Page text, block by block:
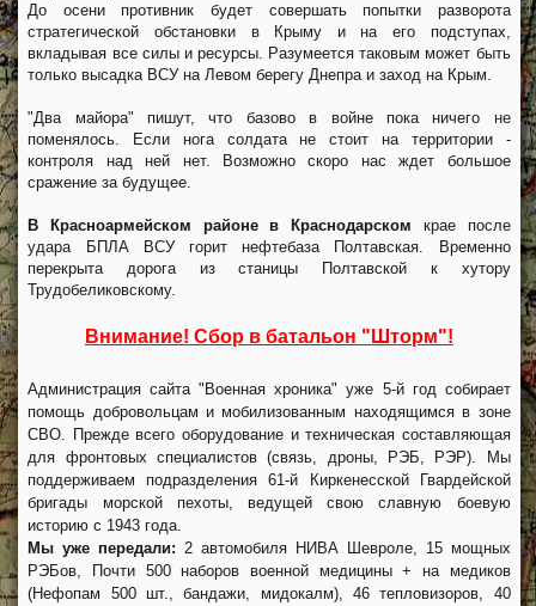
До осени противник будет совершать попытки разворота
стратегической обстановки в Крыму и на его подступах,
вкладывая все силы и ресурсы. Разумеется таковым может быть
только высадка ВСУ на Левом берегу Днепра и заход на Крым.
"Два майора" пишут, что базово в войне пока ничего не
поменялось. Если нога солдата не стоит на территории -
контроля над ней нет. Возможно скоро нас ждет большое
сражение за будущее.
В Красноармейском районе в Краснодарском крае после
удара БПЛА ВСУ горит нефтебаза Полтавская. Временно
перекрыта дорога из станицы Полтавской к хутору
Трудобеликовскому.
Внимание! Сбор в батальон "Шторм"!
Администрация сайта "Военная хроника" уже 5-й год собирает
помощь добровольцам и мобилизованным находящимся в зоне
СВО. Прежде всего оборудование и техническая составляющая
для фронтовых специалистов (связь, дроны, РЭБ, РЭР). Мы
поддерживаем подразделения 61-й Киркенесской Гвардейской
бригады морской пехоты, ведущей свою славную боевую
историю с 1943 года.
Мы уже передали: 2 автомобиля НИВА Шевроле, 15 мощных
РЭБов, Почти 500 наборов военной медицины + на медиков
(Нефопам 500 шт., бандажи, мидокалм), 46 тепловизоров, 40